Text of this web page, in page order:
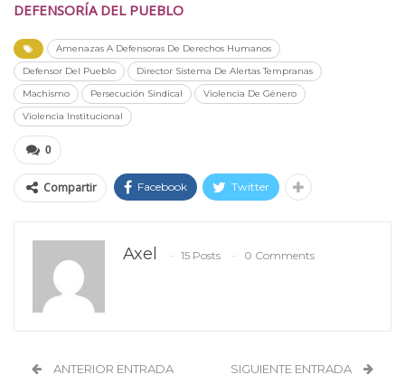
DEFENSORÍA DEL PUEBLO
Amenazas A Defensoras De Derechos Humanos
Defensor Del Pueblo
Director Sistema De Alertas Tempranas
Machismo
Persecución Sindical
Violencia De Género
Violencia Institucional
0
Compartir Facebook Twitter
Axel 15 Posts 0 Comments
ANTERIOR ENTRADA SIGUIENTE ENTRADA